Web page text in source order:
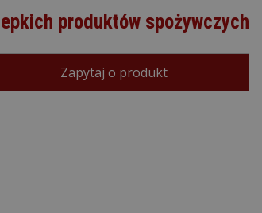
produktów spożywczych
Zapytaj o produkt